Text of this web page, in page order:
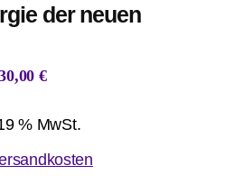
der neuen
€
% MwSt.